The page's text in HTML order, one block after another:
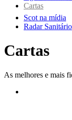
Cartas
Scot na mídia
Radar Sanitário
Cartas
As melhores e mais